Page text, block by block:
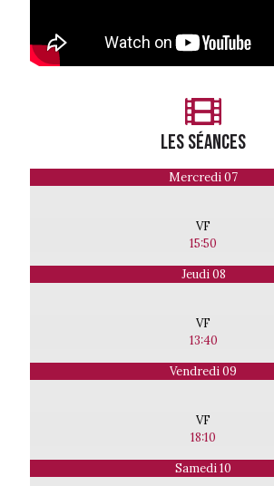
LES séances
Mercredi 07
VF
15:50
Jeudi 08
VF
13:40
Vendredi 09
VF
18:10
Samedi 10